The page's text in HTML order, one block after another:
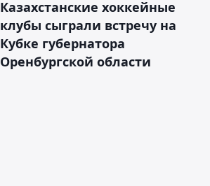
Казахстанские хоккейные
клубы сыграли встречу на
Кубке губернатора
Оренбургской области